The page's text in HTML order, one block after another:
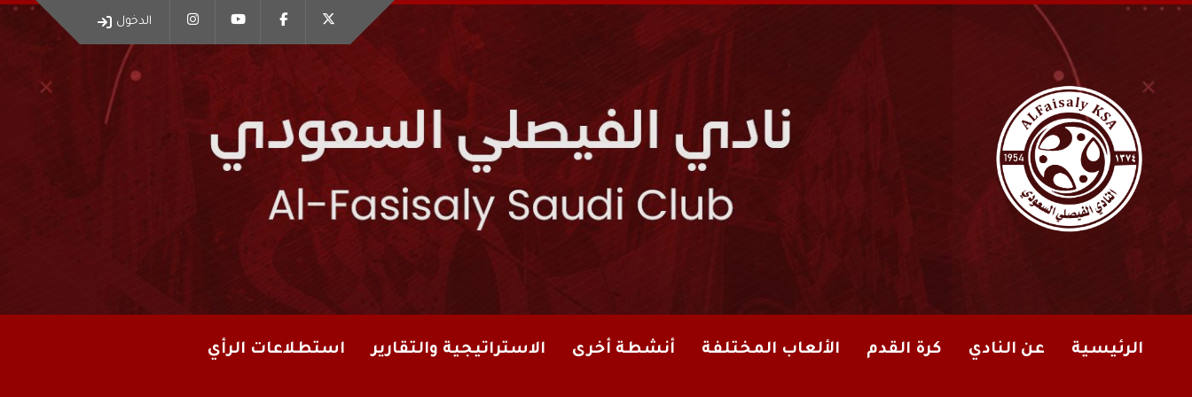
الدخول
الرئيسية عن النادي كرة القدم الألعاب المختلفة أنشطة أخرى الاستراتيجية والتقارير استطلاعات الرأي